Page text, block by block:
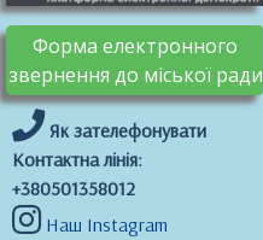
Форма електронного
звернення до міської ради
Як зателефонувати
Контактна лінія:
+380501358012
Наш Instagram